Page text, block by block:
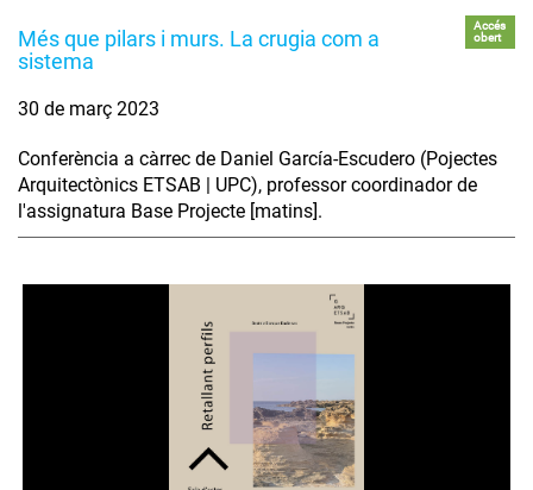
Més que pilars i murs. La crugia com a
sistema
Accés
obert
30 de març 2023
Conferència a càrrec de Daniel García-Escudero (Pojectes
Arquitectònics ETSAB | UPC), professor coordinador de
l'assignatura Base Projecte [matins].